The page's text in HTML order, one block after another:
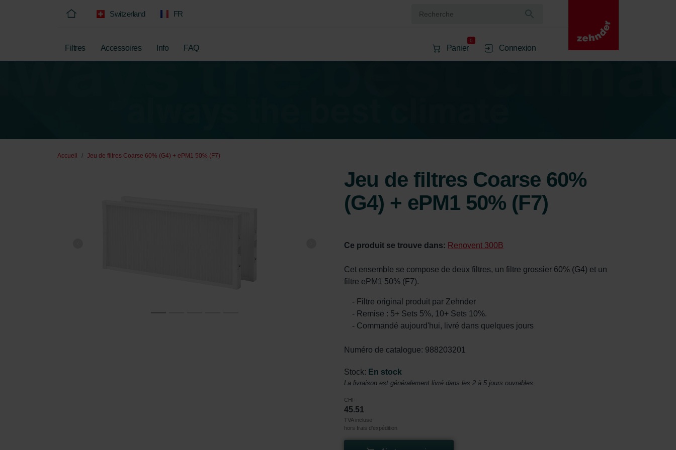
Switzerland FR
Filtres Accessoires Info FAQ Panier
0
Connexion
Accueil Jeu de filtres Coarse 60% (G4) + ePM1 50% (F7)
Jeu de filtres Coarse 60%
(G4) + ePM1 50% (F7)
Ce produit se trouve dans: Renovent 300B
Cet ensemble se compose de deux filtres, un filtre grossier 60% (G4) et un
filtre ePM1 50% (F7).
- Filtre original produit par Zehnder
- Remise : 5+ Sets 5%, 10+ Sets 10%.
- Commandé aujourd'hui, livré dans quelques jours
Numéro de catalogue: 988203201
Stock: En stock
La livraison est généralement livré dans les 2 à 5 jours ouvrables
CHF
45.51
TVA incluse
hors frais d’expédition